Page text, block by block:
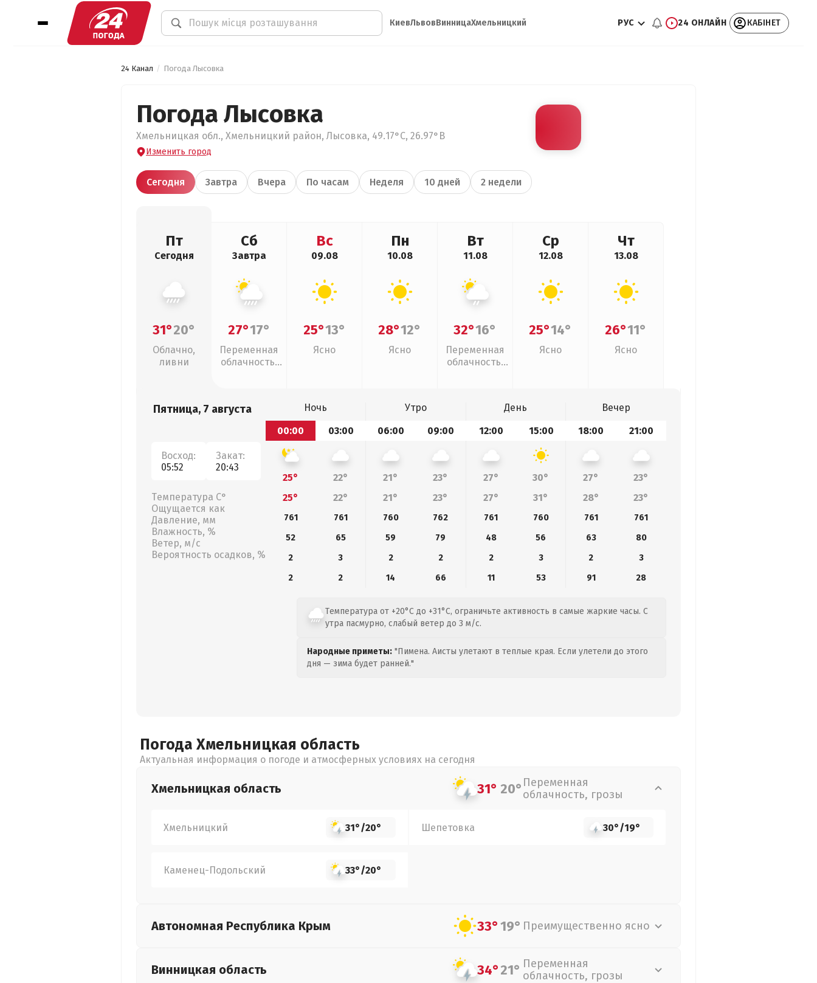
КиевЛьвовВинницаХмельницкий РУС 24 ОНЛАЙН КАБІНЕТ
24 Канал Погода Лысовка
Погода Лысовка
Хмельницкая обл., Хмельницкий район, Лысовка, 49.17°С, 26.97°В
Изменить город
Сегодня Завтра Вчера По часам Неделя 10 дней 2 недели
Пт
Сегодня
31°20°
Облачно,
ливни
Сб
Завтра
27°17°
Переменная
облачность,
Вс
09.08
25°13°
Ясно
Пн
10.08
28°12°
Ясно
Вт
11.08
32°16°
Переменная
облачность,
Ср
12.08
25°14°
Ясно
Чт
13.08
26°11°
Ясно
Пятница, 7 августа
Восход:
05:52
Закат:
20:43
Температура С°
Ощущается как
Давление, мм
Влажность, %
Ветер, м/с
Вероятность осадков, %
Ночь Утро День
Вечер
00:00
03:00 06:00 09:00 12:00 15:00 18:00 21:00
25° 22° 21° 23° 27° 30° 27°
23°
25°
22° 21° 23° 27° 31° 28° 23°
761 761 760 762 761 760 761
761
52
65 59 79 48 56 63
80
2
3 2 2 2 3 2
3
2
2 14 66 11 53 91 28
Температура от +20°C до +31°C, ограничьте активность в самые жаркие часы. С
утра пасмурно, слабый ветер до 3 м/с.
Народные приметы: "Пимена. Аисты улетают в теплые края. Если улетели до этого
дня — зима будет ранней."
Погода Хмельницкая область
Актуальная информация о погоде и атмосферных условиях на сегодня
Хмельницкая область 31° 20° Переменная
облачность, грозы
Хмельницкий 31°/20° Шепетовка 30°/19°
Каменец-Подольский 33°/20°
Автономная Республика Крым 33°19° Преимущественно ясно
Винницкая область 34°21° Переменная
облачность, грозы